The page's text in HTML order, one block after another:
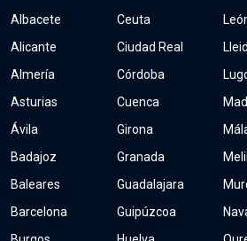
Albacete
Alicante
Almería
Asturias
Ávila
Badajoz
Baleares
Barcelona
Ceuta
Ciudad Real
Córdoba
Cuenca
Girona
Granada
Guadalajara
Guipúzcoa